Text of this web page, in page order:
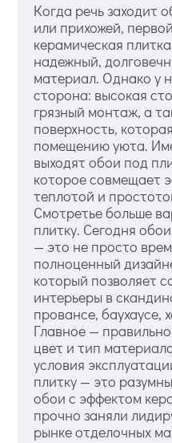
Когда речь заходит
или прихожей,
керамическая
надежный,
материал. Однако у
сторона: высокая
грязный монтаж, а
поверхность,
помещению уюта.
выходят обои под
которое совмещает
теплотой и
Смотретье больше
плитку. Сегодня
— это не просто
полноценный
который позволяет
интерьеры в
провансе, баухаусе,
Главное —
цвет и тип
условия
плитку — это
обои с эффектом
прочно заняли
рынке отделочных